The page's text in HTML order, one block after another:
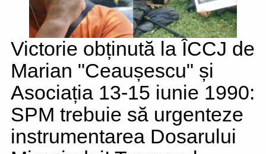
Victorie obținută la ÎCCJ de
Marian "Ceaușescu" și
Asociația 13-15 iunie 1990:
SPM trebuie să urgenteze
instrumentarea Dosarului